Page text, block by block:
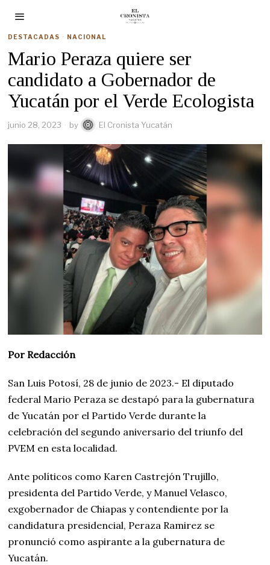
DESTACADAS · NACIONAL
Mario Peraza quiere ser
candidato a Gobernador de
Yucatán por el Verde Ecologista
junio 28, 2023 by El Cronista Yucatán
Por Redacción
San Luis Potosí, 28 de junio de 2023.- El diputado
federal Mario Peraza se destapó para la gubernatura
de Yucatán por el Partido Verde durante la
celebración del segundo aniversario del triunfo del
PVEM en esta localidad.
Ante políticos como Karen Castrejón Trujillo,
presidenta del Partido Verde, y Manuel Velasco,
exgobernador de Chiapas y contendiente por la
candidatura presidencial, Peraza Ramirez se
pronunció como aspirante a la gubernatura de
Yucatán.